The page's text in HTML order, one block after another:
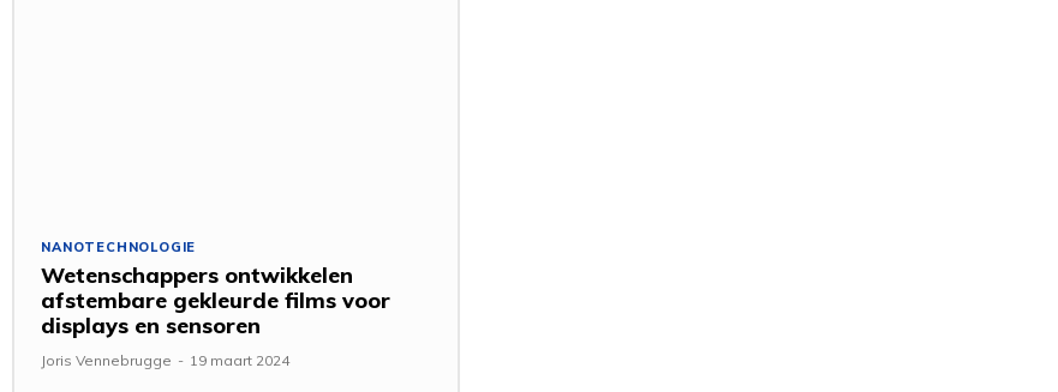
NANOTECHNOLOGIE
Wetenschappers ontwikkelen
afstembare gekleurde films voor
displays en sensoren
Joris Vennebrugge - 19 maart 2024